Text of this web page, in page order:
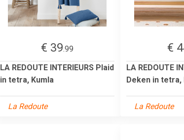
€ 39.99
LA REDOUTE INTERIEURS Plaid
in tetra, Kumla
La Redoute
€
LA REDOUTE
Deken in tetra,
La Redoute